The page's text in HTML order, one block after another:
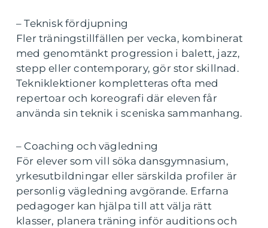
– Teknisk fördjupning
Fler träningstillfällen per vecka, kombinerat
med genomtänkt progression i balett, jazz,
stepp eller contemporary, gör stor skillnad.
Tekniklektioner kompletteras ofta med
repertoar och koreografi där eleven får
använda sin teknik i sceniska sammanhang.
– Coaching och vägledning
För elever som vill söka dansgymnasium,
yrkesutbildningar eller särskilda profiler är
personlig vägledning avgörande. Erfarna
pedagoger kan hjälpa till att välja rätt
klasser, planera träning inför auditions och